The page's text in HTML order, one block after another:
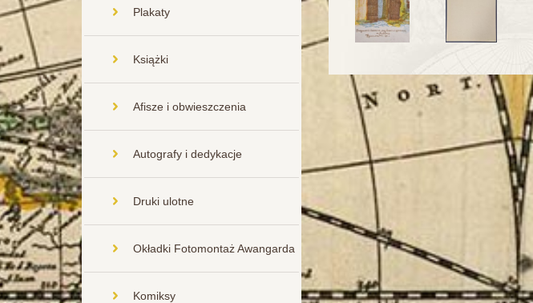
Plakaty
Książki
Afisze i obwieszczenia
Autografy i dedykacje
Druki ulotne
Okładki Fotomontaż Awangarda
Komiksy